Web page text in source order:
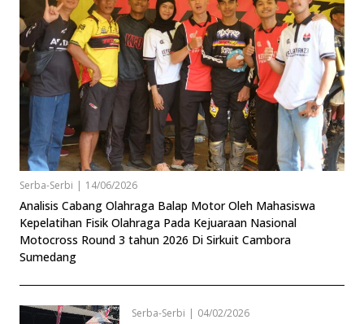
Serba-Serbi | 14/06/2026
Analisis Cabang Olahraga Balap Motor Oleh Mahasiswa
Kepelatihan Fisik Olahraga Pada Kejuaraan Nasional
Motocross Round 3 tahun 2026 Di Sirkuit Cambora
Sumedang
Serba-Serbi | 04/02/2026